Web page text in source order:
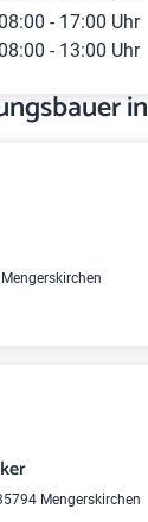
08:00 - 17:00 Uhr
08:00 - 13:00 Uhr
Mengerskirchen